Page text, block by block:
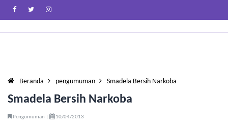
Beranda pengumuman Smadela Bersih Narkoba
Smadela Bersih Narkoba
Pengumuman | 10/04/2013